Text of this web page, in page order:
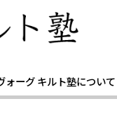
ォーグ キルト塾について